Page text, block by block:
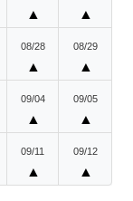
▲ ▲
08/28
▲
08/29
▲
09/04
▲
09/05
▲
09/11
▲
09/12
▲